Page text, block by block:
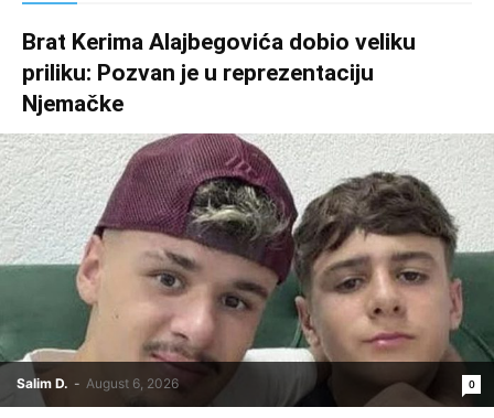
Brat Kerima Alajbegovića dobio veliku
priliku: Pozvan je u reprezentaciju
Njemačke
Salim D. - August 6, 2026 0